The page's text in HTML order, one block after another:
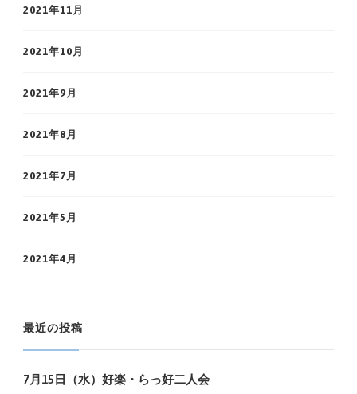
2021年11月
2021年10月
2021年9月
2021年8月
2021年7月
2021年5月
2021年4月
最近の投稿
7月15日（水）好楽・らっ好二人会